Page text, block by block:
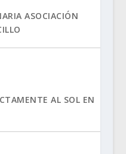
ASOCIACIÓN
AL SOL EN